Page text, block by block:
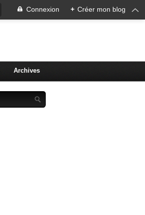
Connexion + Créer mon blog
Archives